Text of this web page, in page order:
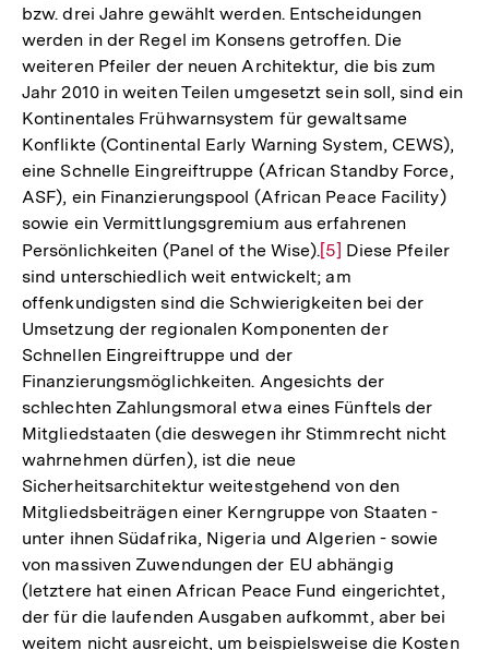
bzw. drei Jahre gewählt werden. Entscheidungen
werden in der Regel im Konsens getroffen. Die
weiteren Pfeiler der neuen Architektur, die bis zum
Jahr 2010 in weiten Teilen umgesetzt sein soll, sind ein
Kontinentales Frühwarnsystem für gewaltsame
Konflikte (Continental Early Warning System, CEWS),
eine Schnelle Eingreiftruppe (African Standby Force,
ASF), ein Finanzierungspool (African Peace Facility)
sowie ein Vermittlungsgremium aus erfahrenen
Persönlichkeiten (Panel of the Wise).Zur
Auflösung
der
Fußnote
[5] Diese Pfeiler
sind unterschiedlich weit entwickelt; am
offenkundigsten sind die Schwierigkeiten bei der
Umsetzung der regionalen Komponenten der
Schnellen Eingreiftruppe und der
Finanzierungsmöglichkeiten. Angesichts der
schlechten Zahlungsmoral etwa eines Fünftels der
Mitgliedstaaten (die deswegen ihr Stimmrecht nicht
wahrnehmen dürfen), ist die neue
Sicherheitsarchitektur weitestgehend von den
Mitgliedsbeiträgen einer Kerngruppe von Staaten -
unter ihnen Südafrika, Nigeria und Algerien - sowie
von massiven Zuwendungen der EU abhängig
(letztere hat einen African Peace Fund eingerichtet,
der für die laufenden Ausgaben aufkommt, aber bei
weitem nicht ausreicht, um beispielsweise die Kosten